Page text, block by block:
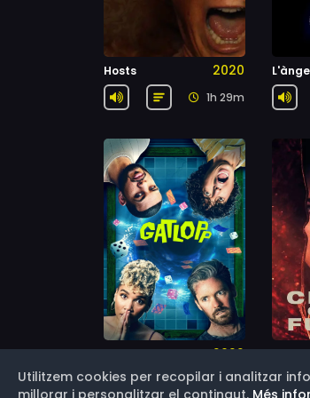
Hosts 2020
1h 29m
Gatlopp 2022
1h 20m
Crims
Utilitzem cookies per recopilar i analitzar
millorar i personalitzar el contingut. Més